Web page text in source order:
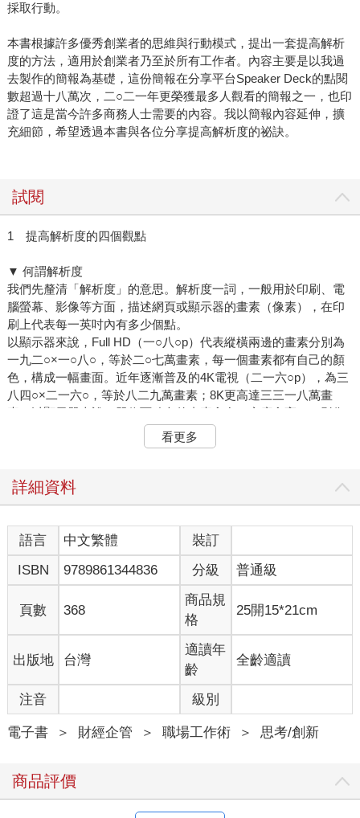
採取行動。
本書根據許多優秀創業者的思維與行動模式，提出一套提高解析
度的方法，適用於創業者乃至於所有工作者。內容主要是以我過
去製作的簡報為基礎，這份簡報在分享平台Speaker Deck的點閱
數超過十八萬次，二○二一年更榮獲最多人觀看的簡報之一，也印
證了這是當今許多商務人士需要的內容。我以簡報內容延伸，擴
充細節，希望透過本書與各位分享提高解析度的祕訣。
試閱
1 提高解析度的四個觀點
▼ 何謂解析度
我們先釐清「解析度」的意思。解析度一詞，一般用於印刷、電
腦螢幕、影像等方面，描述網頁或顯示器的畫素（像素），在印
刷上代表每一英吋內有多少個點。
以顯示器來說，Full HD（一○八○p）代表縱橫兩邊的畫素分別為
一九二○×一○八○，等於二○七萬畫素，每一個畫素都有自己的顏
色，構成一幅畫面。近年逐漸普及的4K電視（二一六○p），為三
八四○×二一六○，等於八二九萬畫素；8K更高達三三一八萬畫
素。以顯示器來說，單位面積內的畫素愈多（密度愈高），影像
顯示器上的影像，都是由一個個不同顏色的畫素共同構成。在極
塊，因此只能顯示模糊的影像。
對某項事物的理解度、表述的詳盡度，或思路的清晰度。
解析度低可能代表以下幾種情況：
． 對事物的理解不夠透徹。
． 論述不切實際。
． 拿不出實際的數字，缺乏說服力。
． 無法舉出具體範例，全是抽象想法。
而解析度高的意思，就好比前言提及的那些創業者，代表一個人
論述、思考清晰，對於顧客與市場也有深刻的了解。
在本章，我想陪伴讀者一起提高對解析度這概念的解析度，釐清
解析度一詞到底是什麼意思。
▼ 解析度高的人擁有四種觀點
你冒出了各種想法，例如控制飲食、規律運動；假如對方生病
了，則需要接受治療。「促進身體健康」是涵蓋面向很多的需
看更多
詳細資料
語言 中文繁體
裝訂
ISBN
9789861344836 分級 普通級
頁數 368
商品規
格
25開15*21cm
出版地 台灣
適讀年
齡
全齡適讀
注音 級別
電子書 ＞ 財經企管 ＞ 職場工作術 ＞ 思考/創新
商品評價